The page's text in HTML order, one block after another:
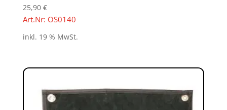
25,90 €
Art.Nr: OS0140
inkl. 19 % MwSt.